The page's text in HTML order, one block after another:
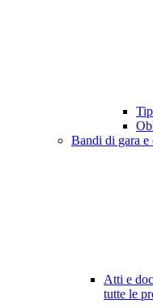
Bandi di gara e
Atti e
tutte le